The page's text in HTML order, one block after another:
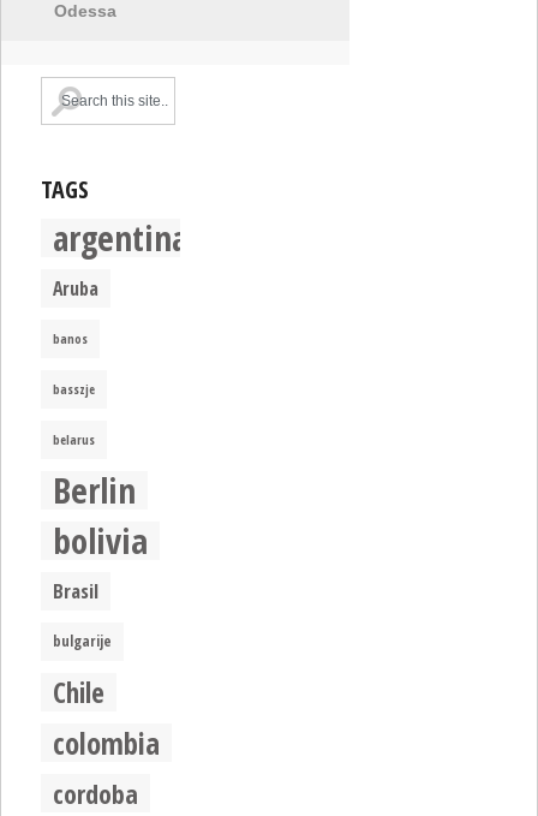
Odessa
TAGS
argentina
Aruba
banos
basszje
belarus
Berlin
bolivia
Brasil
bulgarije
Chile
colombia
cordoba